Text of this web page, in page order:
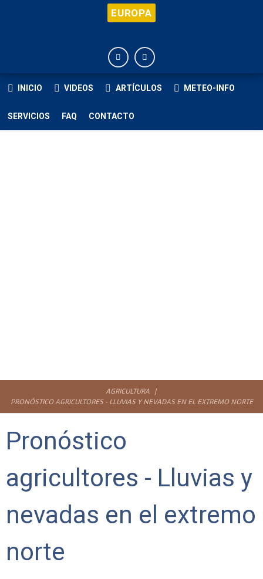
EUROPA
INICIO VIDEOS ARTÍCULOS METEO-INFO
SERVICIOS FAQ CONTACTO
AGRICULTURA
PRONÓSTICO AGRICULTORES - LLUVIAS Y NEVADAS EN EL EXTREMO NORTE
Pronóstico
agricultores - Lluvias y
nevadas en el extremo
norte